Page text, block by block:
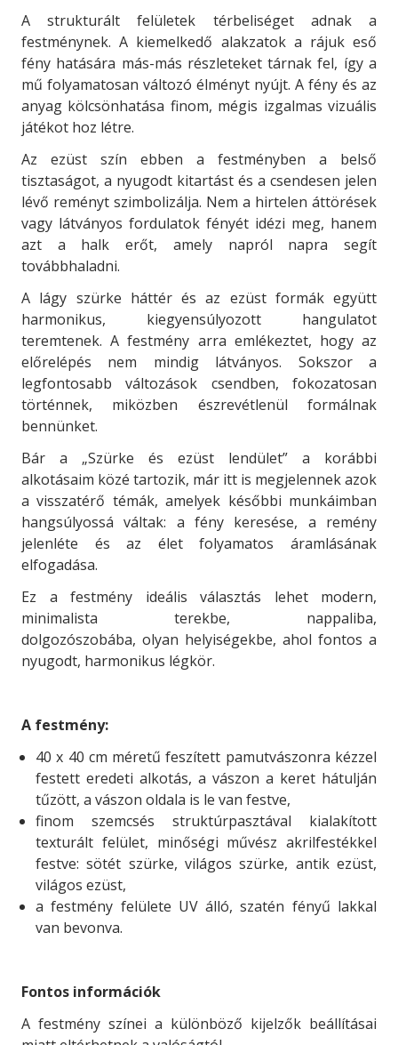
A strukturált felületek térbeliséget adnak a
festménynek. A kiemelkedő alakzatok a rájuk eső
fény hatására más-más részleteket tárnak fel, így a
mű folyamatosan változó élményt nyújt. A fény és az
anyag kölcsönhatása finom, mégis izgalmas vizuális
játékot hoz létre.
Az ezüst szín ebben a festményben a belső
tisztaságot, a nyugodt kitartást és a csendesen jelen
lévő reményt szimbolizálja. Nem a hirtelen áttörések
vagy látványos fordulatok fényét idézi meg, hanem
azt a halk erőt, amely napról napra segít
továbbhaladni.
A lágy szürke háttér és az ezüst formák együtt
harmonikus, kiegyensúlyozott hangulatot
teremtenek. A festmény arra emlékeztet, hogy az
előrelépés nem mindig látványos. Sokszor a
legfontosabb változások csendben, fokozatosan
történnek, miközben észrevétlenül formálnak
bennünket.
Bár a „Szürke és ezüst lendület” a korábbi
alkotásaim közé tartozik, már itt is megjelennek azok
a visszatérő témák, amelyek későbbi munkáimban
hangsúlyossá váltak: a fény keresése, a remény
jelenléte és az élet folyamatos áramlásának
elfogadása.
Ez a festmény ideális választás lehet modern,
minimalista terekbe, nappaliba,
dolgozószobába, olyan helyiségekbe, ahol fontos a
nyugodt, harmonikus légkör.
A festmény:
40 x 40 cm méretű feszített pamutvászonra kézzel
festett eredeti alkotás, a vászon a keret hátulján
tűzött, a vászon oldala is le van festve,
finom szemcsés struktúrpasztával kialakított
texturált felület, minőségi művész akrilfestékkel
festve: sötét szürke, világos szürke, antik ezüst,
világos ezüst,
a festmény felülete UV álló, szatén fényű lakkal
van bevonva.
Fontos információk
A festmény színei a különböző kijelzők beállításai